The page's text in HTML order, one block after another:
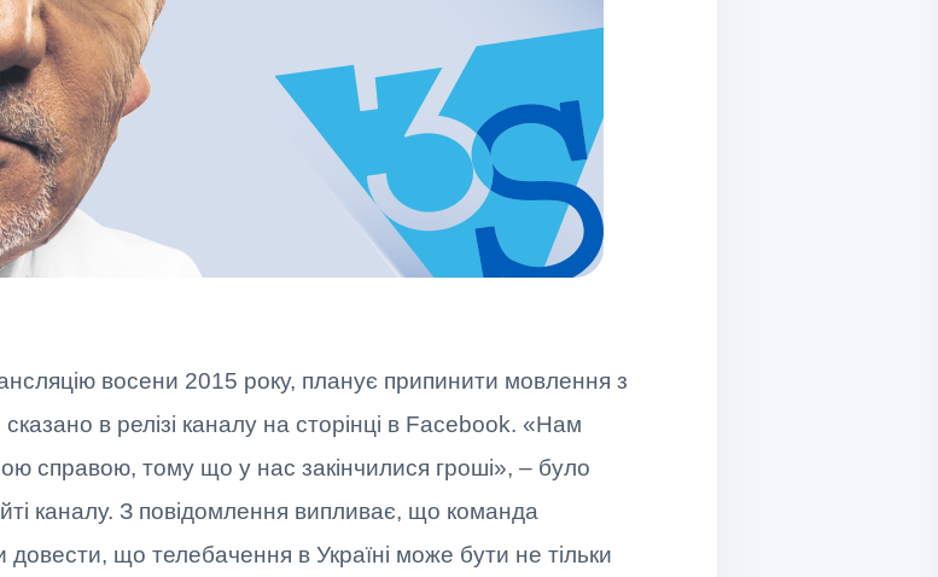
восени 2015 року, планує припинити мовлення з
в релізі каналу на сторінці в Facebook. «Нам
справою, тому що у нас закінчилися гроші», – було
каналу. З повідомлення випливає, що команда
довести, що телебачення в Україні може бути не тільки